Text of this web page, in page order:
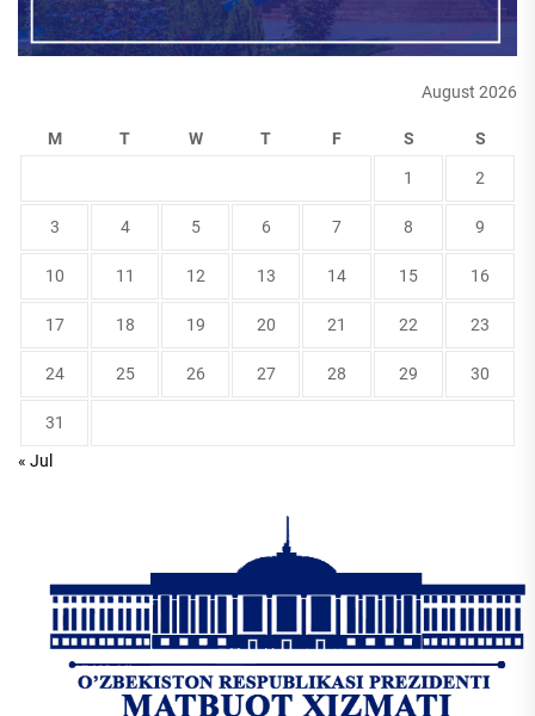
August 2026
M T W T F S S
1 2
3 4 5 6 7 8 9
10 11 12 13 14 15 16
17 18 19 20 21 22 23
24 25 26 27 28 29 30
31
« Jul